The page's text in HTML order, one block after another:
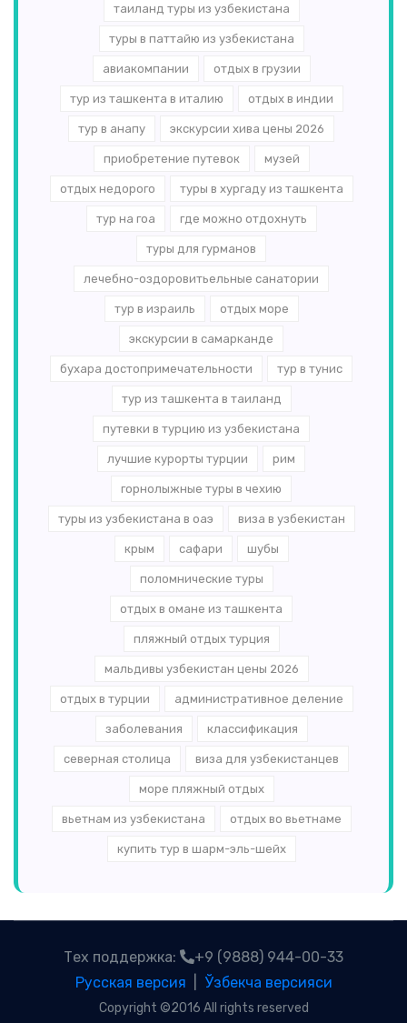
таиланд туры из узбекистана
туры в паттайю из узбекистана
авиакомпании отдых в грузии
тур из ташкента в италию отдых в индии
тур в анапу экскурсии хива цены 2026
приобретение путевок музей
отдых недорого туры в хургаду из ташкента
тур на гоа где можно отдохнуть
туры для гурманов
лечебно-оздоровитьельные санатории
тур в израиль отдых море
экскурсии в самарканде
бухара достопримечательности тур в тунис
тур из ташкента в таиланд
путевки в турцию из узбекистана
лучшие курорты турции рим
горнолыжные туры в чехию
туры из узбекистана в оаэ виза в узбекистан
крым сафари шубы
поломнические туры
отдых в омане из ташкента
пляжный отдых турция
мальдивы узбекистан цены 2026
отдых в турции административное деление
заболевания классификация
северная столица виза для узбекистанцев
море пляжный отдых
вьетнам из узбекистана отдых во вьетнаме
купить тур в шарм-эль-шейх
Тех поддержка:
+9 (9888) 944-00-33
Русская версия
Ўзбекча версияси
Copyright ©2016 All rights reserved